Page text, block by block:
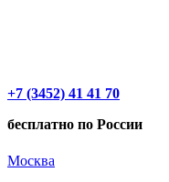
+7 (3452) 41 41 70
бесплатно по России
Москва